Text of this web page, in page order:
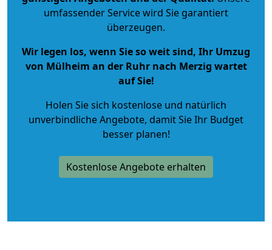
umfassender Service wird Sie garantiert
überzeugen.
Wir legen los, wenn Sie so weit sind, Ihr Umzug
von Mülheim an der Ruhr nach Merzig wartet
auf Sie!
Holen Sie sich kostenlose und natürlich
unverbindliche Angebote, damit Sie Ihr Budget
besser planen!
Kostenlose Angebote erhalten